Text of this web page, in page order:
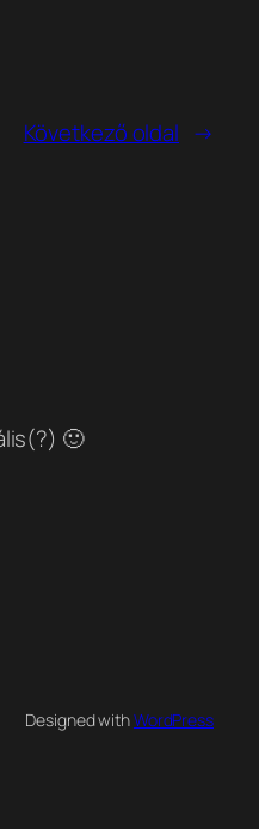
Következő oldal →
🙂
Designed withWordPress